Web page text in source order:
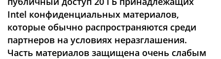
Техника
ТВ
Intel конфиденциальных материалов,
которые обычно распространяются среди
партнеров на условиях неразглашения.
Часть материалов защищена очень слабым